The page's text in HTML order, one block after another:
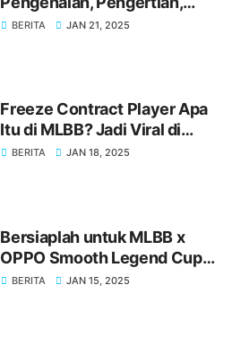
Perkembangan, dan Jenjang
BERITA JAN 21, 2025
Freeze Contract Player Apa
Itu di MLBB? Jadi Viral di
Dunia Esports!
BERITA JAN 18, 2025
Bersiaplah untuk MLBB x
OPPO Smooth Legend Cup
2025, Kolaborasi Esports
BERITA JAN 15, 2025